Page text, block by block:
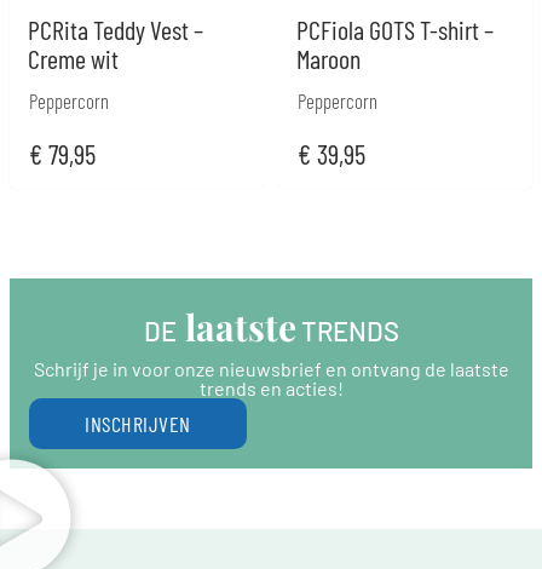
PCRita Teddy Vest –
Creme wit
Peppercorn
€ 79,95
PCFiola GOTS T-shirt –
Maroon
Peppercorn
€ 39,95
DE laatste TRENDS
Schrijf je in voor onze nieuwsbrief en ontvang de laatste
trends en acties!
INSCHRIJVEN